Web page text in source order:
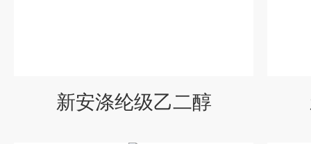
新安涤纶级乙二醇